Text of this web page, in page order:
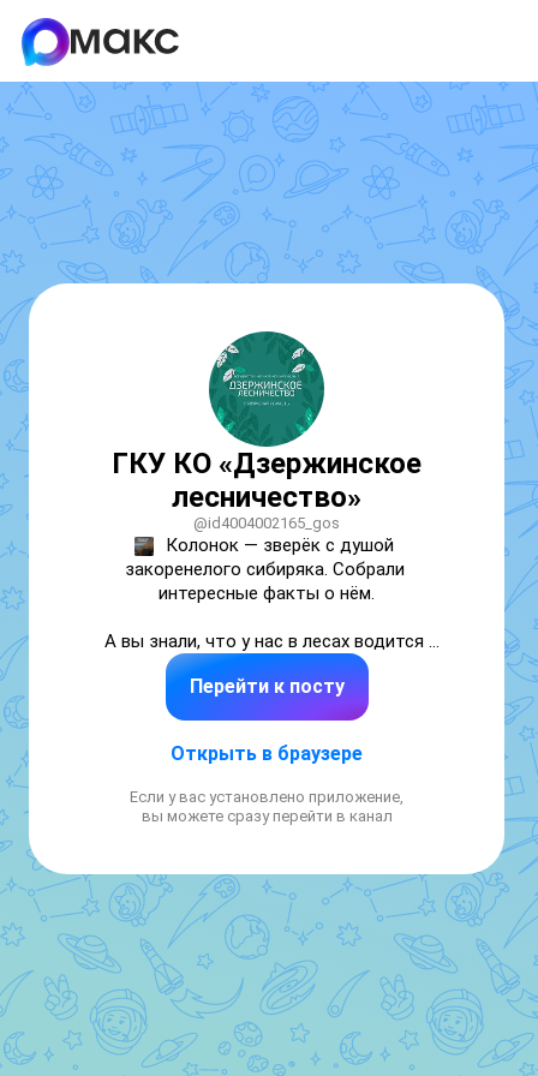
ГКУ КО «Дзержинское
лесничество»
@id4004002165_gos
Колонок — зверёк с душой
закоренелого сибиряка. Собрали
интересные факты о нём.
А вы знали, что у нас в лесах водится
колонок?
Перейти к посту
Открыть в браузере
Если у вас установлено приложение,
вы можете сразу перейти в канал